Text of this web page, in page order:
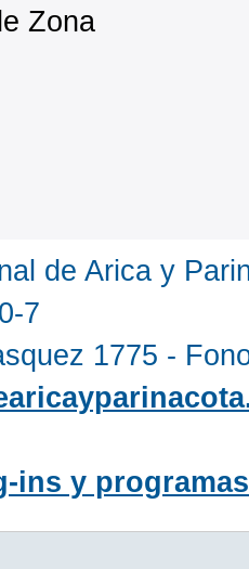
Zona
de Arica y
7
1775 -
ins y